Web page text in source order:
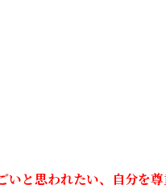
いと思われたい、自分を尊